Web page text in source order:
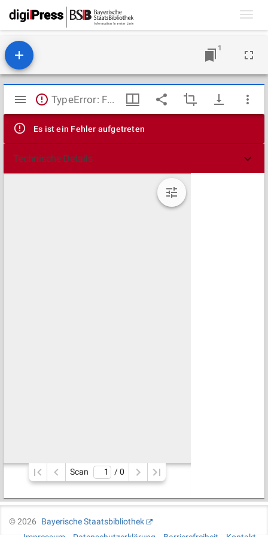
1
Mirador
Viewer
TypeError: Failed to fetch
Es ist ein Fehler aufgetreten
Technische Details
Scan / 0
©2026
Bayerische Staatsbibliothek